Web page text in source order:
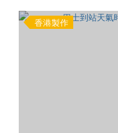
香港製作